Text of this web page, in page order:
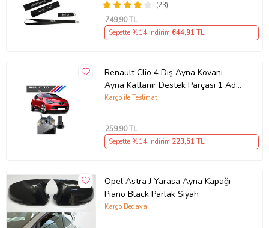
(23)
749,90 TL
Sepette %14 İndirim 644,91 TL
Renault Clio 4 Dış Ayna Kovanı -
Ayna Katlanır Destek Parçası 1 Adet
490307706 M3625
Kargo ile Teslimat
259,90 TL
Sepette %14 İndirim 223,51 TL
Opel Astra J Yarasa Ayna Kapağı
Piano Black Parlak Siyah
Kargo Bedava